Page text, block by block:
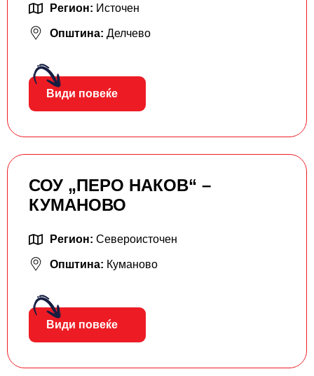
Регион: Источен
Општина: Делчево
Види повеќе
СОУ „ПЕРО НАКОВ“ –
КУМАНОВО
Регион: Североисточен
Општина: Куманово
Види повеќе